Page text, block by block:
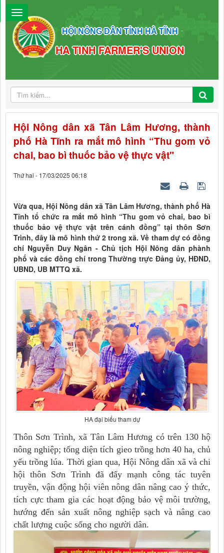
HỘI NÔNG DÂN TỈNH HÀ TĨNH
HA TINH FARMER'S UNION
Hội Nông dân xã Tân Lâm Hương, thành
phố Hà Tĩnh ra mắt mô hình “Thu gom vỏ
chai, bao bì thuốc bảo vệ thực vật"
Thứ hai - 17/03/2025 06:18
Vừa qua, Hội Nông dân xã Tân Lâm Hương, thành phố Hà
Tĩnh tổ chức ra mắt mô hình “Thu gom vỏ chai, bao bì
thuốc bảo vệ thực vật trên cánh đồng” tại thôn Sơn
Trình, đây là mô hình thứ 2 trong xã. Về tham dự có đồng
chí Nguyễn Duy Ngân - Chủ tịch Hội Nông dân phành
phố và các đồng chí trong Thường trực Đảng ủy, HĐND,
UBND, UB MTTQ xã.
HA đại biểu tham dự
Thôn Sơn Trình, xã Tân Lâm Hương có trên 130 hộ
nông nghiệp; tổng diện tích gieo trồng hơn 40 ha, chủ
yếu trồng lúa. Thời gian qua, Hội Nông dân xã và chi
hội thôn Sơn Trình đã đẩy mạnh công tác tuyên
truyền, vận động hội viên nông dân nâng cao ý thức,
tích cực tham gia các hoạt động bảo vệ môi trường,
hướng đến sản xuất nông nghiệp sạch và nâng cao
chất lượng cuộc sống cho người dân.